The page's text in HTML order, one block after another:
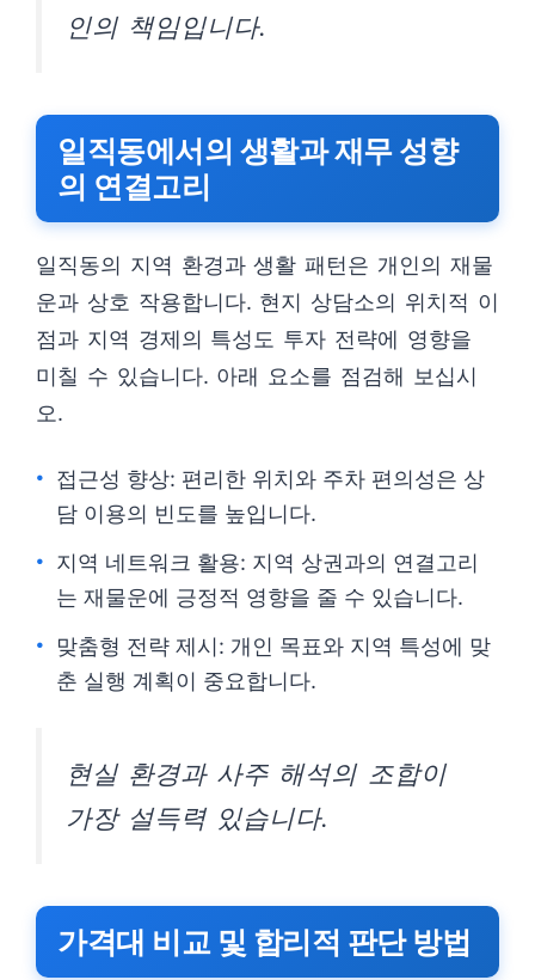
인의 책임입니다.
일직동에서의 생활과 재무 성향
의 연결고리
일직동의 지역 환경과 생활 패턴은 개인의 재물
운과 상호 작용합니다. 현지 상담소의 위치적 이
점과 지역 경제의 특성도 투자 전략에 영향을
미칠 수 있습니다. 아래 요소를 점검해 보십시
오.
접근성 향상: 편리한 위치와 주차 편의성은 상
담 이용의 빈도를 높입니다.
지역 네트워크 활용: 지역 상권과의 연결고리
는 재물운에 긍정적 영향을 줄 수 있습니다.
맞춤형 전략 제시: 개인 목표와 지역 특성에 맞
춘 실행 계획이 중요합니다.
현실 환경과 사주 해석의 조합이
가장 설득력 있습니다.
가격대 비교 및 합리적 판단 방법